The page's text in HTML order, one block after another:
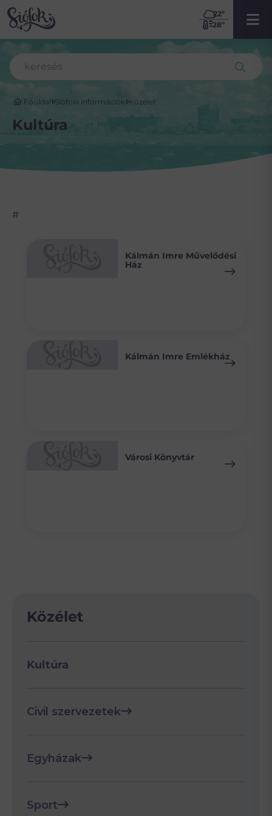
22º
28º
Főoldal Siófoki információk Közélet
Kultúra
#
Kálmán Imre Művelődési
Ház
Kálmán Imre Emlékház
Városi Könyvtár
Közélet
Kultúra
Civil szervezetek
Egyházak
Sport